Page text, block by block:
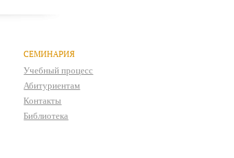
СЕМИНАРИЯ
Учебный процесс
Абитуриентам
Контакты
Библиотека